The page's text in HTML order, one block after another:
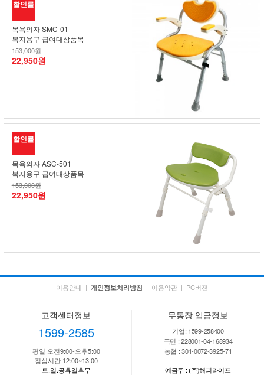
할인률
목욕의자 SMC-01
복지용구 급여대상품목
153,000원
22,950원
할인률
목욕의자 ASC-501
복지용구 급여대상품목
153,000원
22,950원
이용안내 | 개인정보처리방침 | 이용약관 | PC버전
고객센터정보
1599-2585
평일 오전9:00-오후5:00
점심시간 12:00~13:00
토.일.공휴일휴무
무통장 입금정보
기업: 1599-258400
국민 : 228001-04-168934
농협 : 301-0072-3925-71
예금주 : (주)해피라이프